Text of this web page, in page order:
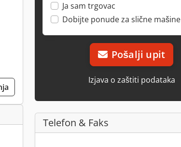
Ja sam trgovac
Dobijte ponude za slične mašine
Pošalji upit
Izjava o zaštiti podataka
Telefon & Faks